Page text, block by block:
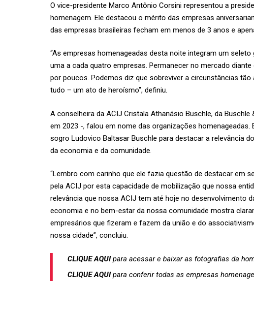
O vice-presidente Marco Antônio Corsini representou a
homenagem. Ele destacou o mérito das empresas
das empresas brasileiras fecham em menos de 3 anos e
“As empresas homenageadas desta noite integram um
uma a cada quatro empresas. Permanecer no mercado
por poucos. Podemos diz que sobreviver a circunstâncias
tudo – um ato de heroísmo”, definiu.
A conselheira da ACIJ Cristala Athanásio Buschle, da
em 2023 -, falou em nome das organizações homenageadas.
sogro Ludovico Baltasar Buschle para destacar a relevância
da economia e da comunidade.
“Lembro com carinho que ele fazia questão de destacar em
pela ACIJ por esta capacidade de mobilização que nossa
relevância que nossa ACIJ tem até hoje no desenvolvimento
economia e no bem-estar da nossa comunidade mostra
empresários que fizeram e fazem da união e do
nossa cidade”, concluiu.
CLIQUE AQUIpara acessar e baixar as fotografias da
CLIQUE AQUIpara conferir todas as empresas